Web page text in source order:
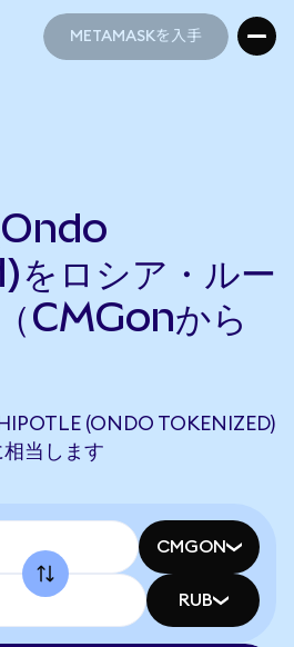
METAMASKを入手
ロシア・ルー
CMGonから
(ONDO TOKENIZED)
当します
CMGON
RUB